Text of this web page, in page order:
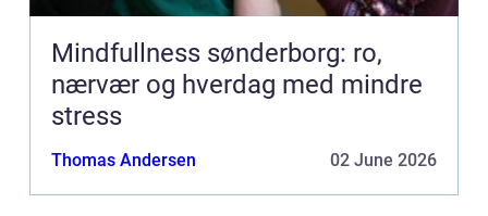
Mindfullness sønderborg: ro,
nærvær og hverdag med mindre
stress
Thomas Andersen 02 June 2026